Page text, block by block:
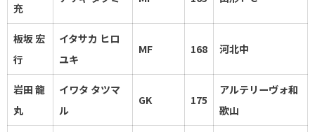
充
板坂 宏
行
イタサカ ヒロ
ユキ
MF 168 河北中
岩田 龍
丸
イワタ タツマ
ル
GK 175
アルテリーヴォ和
歌山